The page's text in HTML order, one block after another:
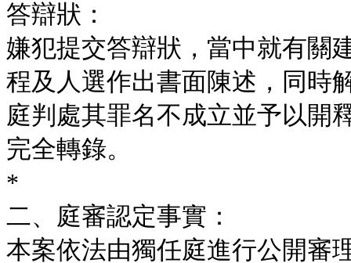
答辯狀：
嫌犯提交答辯狀，當中就有關
程及人選作出書面陳述，同時
庭判處其罪名不成立並予以開
完全轉錄。
*
二、庭審認定事實：
本案依法由獨任庭進行公開審